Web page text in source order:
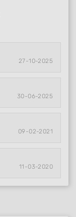
27-10-2025
30-06-2025
09-02-2021
11-03-2020